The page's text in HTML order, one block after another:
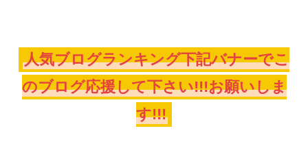
人気ブログランキング下記バナーでこ
のブログ応援して下さい!!!お願いしま
す!!!